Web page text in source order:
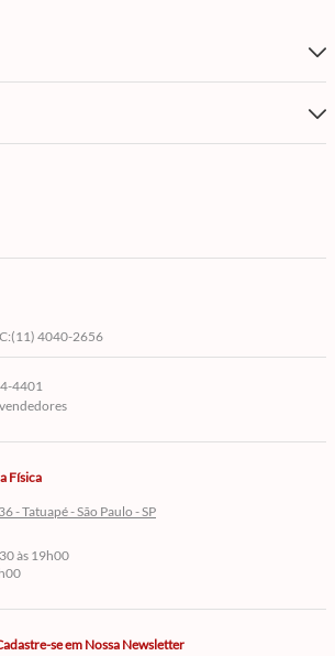
(11) 4040-2656
4401
Física
- Tatuapé - São Paulo - SP
às 19h00
se em Nossa Newsletter